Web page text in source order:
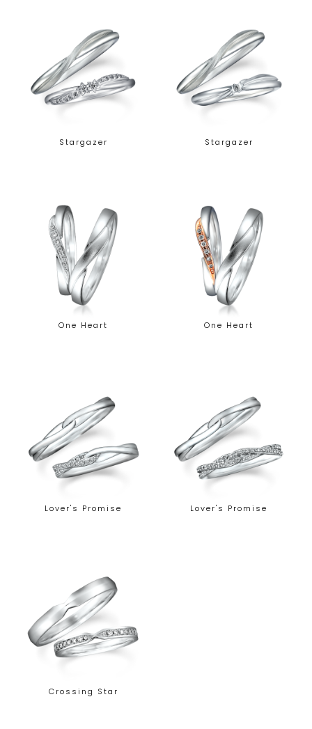
Stargazer Stargazer
One Heart One Heart
Lover's Promise Lover's Promise
Crossing Star